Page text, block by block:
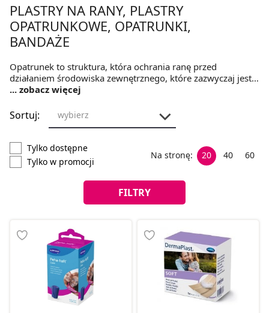
PLASTRY NA RANY, PLASTRY
OPATRUNKOWE, OPATRUNKI,
BANDAŻE
Opatrunek to struktura, która ochrania ranę przed
działaniem środowiska zewnętrznego, które zazwyczaj jest
szkodliwe dla rany. Zadaniem opatrunku jest
Dodatkowo poza funkcją ochronną, opatrunek zawiera
substancje lecznicze. Zamów materiały opatrunkowe -
internetowej. W Medicare dostawa i odbiór w ponad 250
punktach.
... zobacz więcej
Sortuj: wybierz
Tylko dostępne
Tylko w promocji
Na stronę: 20 40 60
FILTRY